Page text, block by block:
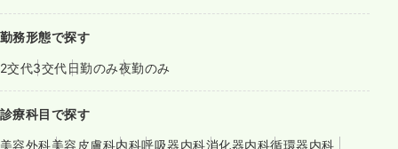
勤務形態で探す
2交代3交代日勤のみ夜勤のみ
診療科目で探す
美容外科美容皮膚科内科呼吸器内科消化器内科循環器内科